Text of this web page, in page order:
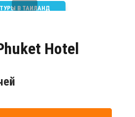
ТУРЫ В ТАИЛАНД
Hotel